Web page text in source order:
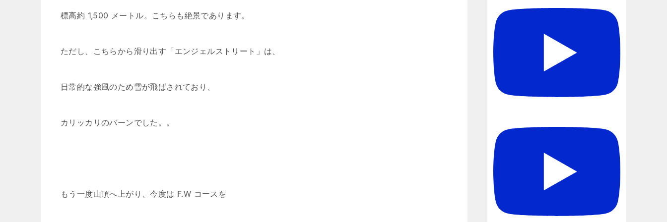
標高約 1,500 メートル。こちらも絶景であります。
ただし、こちらから滑り出す「エンジェルストリート」は、
日常的な強風のため雪が飛ばされており、
カリッカリのバーンでした。。
もう一度山頂へ上がり、今度は F.W コースを